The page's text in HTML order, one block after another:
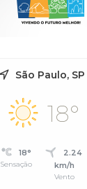
São Paulo, SP
18°
18°
Sensação
2.24
km/h
Vento